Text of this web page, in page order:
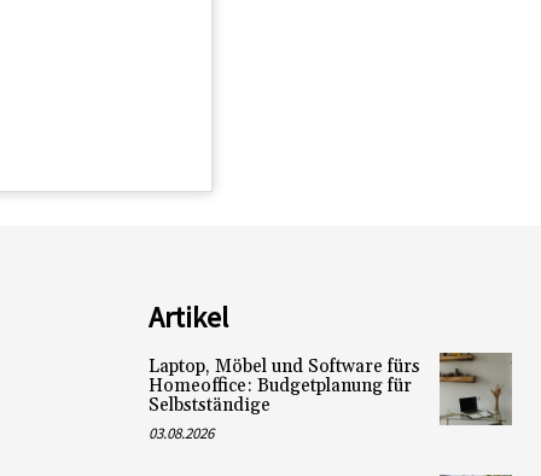
Artikel
Laptop, Möbel und Software fürs
Homeoffice: Budgetplanung für
Selbstständige
03.08.2026